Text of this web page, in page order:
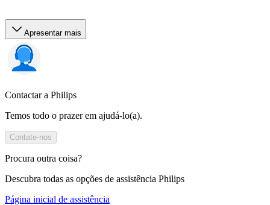
Apresentar mais
Contactar a Philips
Temos todo o prazer em ajudá-lo(a).
Contate-nos
Procura outra coisa?
Descubra todas as opções de assistência Philips
Página inicial de assistência